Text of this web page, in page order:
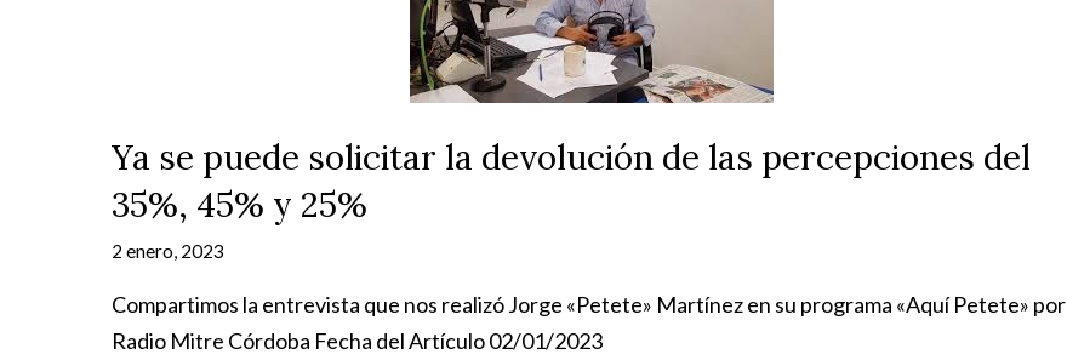
Ya se puede solicitar la devolución de las percepciones del
35%, 45% y 25%
2 enero, 2023
Compartimos la entrevista que nos realizó Jorge «Petete» Martínez en su programa «Aquí Petete» por
Radio Mitre Córdoba Fecha del Artículo 02/01/2023